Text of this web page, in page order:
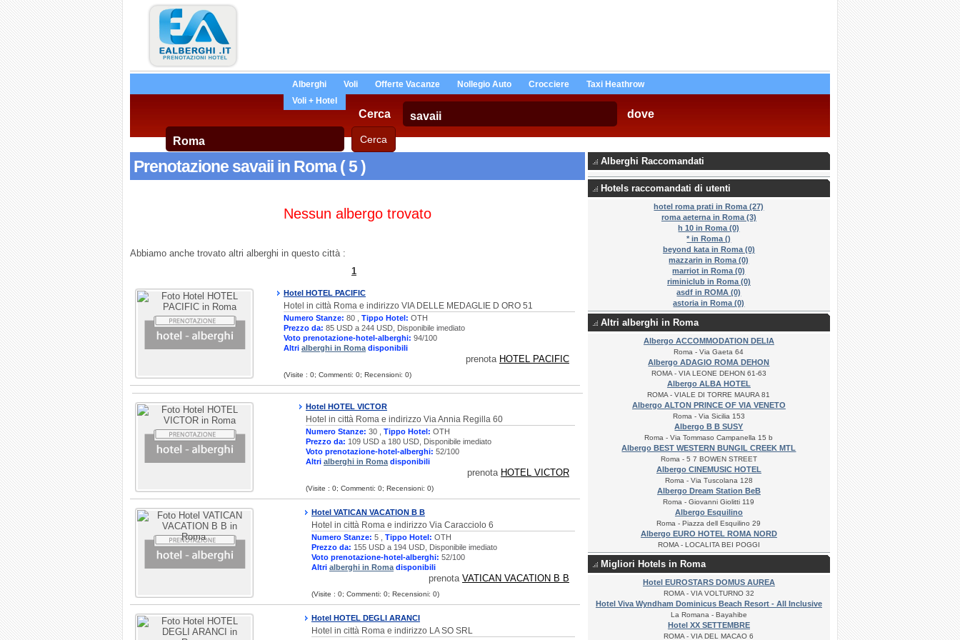
Alberghi Voli Offerte Vacanze Nollegio Auto Crocciere
Taxi Heathrow
Voli + Hotel
Cerca dove
Prenotazione savaii in Roma ( 5 )
Nessun albergo trovato
Abbiamo anche trovato altri alberghi in questo città :
1
Hotel HOTEL PACIFIC
Hotel in città Roma e indirizzo VIA DELLE MEDAGLIE D ORO 51
Numero Stanze: 80 , Tippo Hotel: OTH
Prezzo da: 85 USD a 244 USD, Disponibile imediato
Voto prenotazione-hotel-alberghi: 94/100
Altri alberghi in Roma disponibili
prenota HOTEL PACIFIC
(Visite : 0; Commenti: 0; Recensioni: 0)
Hotel HOTEL VICTOR
Hotel in città Roma e indirizzo Via Annia Regilla 60
Numero Stanze: 30 , Tippo Hotel: OTH
Prezzo da: 109 USD a 180 USD, Disponibile imediato
Voto prenotazione-hotel-alberghi: 52/100
Altri alberghi in Roma disponibili
prenota HOTEL VICTOR
(Visite : 0; Commenti: 0; Recensioni: 0)
Hotel VATICAN VACATION B B
Hotel in città Roma e indirizzo Via Caracciolo 6
Numero Stanze: 5 , Tippo Hotel: OTH
Prezzo da: 155 USD a 194 USD, Disponibile imediato
Voto prenotazione-hotel-alberghi: 52/100
Altri alberghi in Roma disponibili
prenota VATICAN VACATION B B
(Visite : 0; Commenti: 0; Recensioni: 0)
Hotel HOTEL DEGLI ARANCI
Hotel in città Roma e indirizzo LA SO SRL
Alberghi Raccomandati
Hotels raccomandati di utenti
hotel roma prati in Roma (27)
roma aeterna in Roma (3)
h 10 in Roma (0)
* in Roma ()
beyond kata in Roma (0)
mazzarin in Roma (0)
marriot in Roma (0)
riminiclub in Roma (0)
asdf in ROMA (0)
astoria in Roma (0)
Altri alberghi in Roma
Albergo ACCOMMODATION DELIA
Roma - Via Gaeta 64
Albergo ADAGIO ROMA DEHON
ROMA - VIA LEONE DEHON 61-63
Albergo ALBA HOTEL
ROMA - VIALE DI TORRE MAURA 81
Albergo ALTON PRINCE OF VIA VENETO
Roma - Via Sicilia 153
Albergo B B SUSY
Roma - Via Tommaso Campanella 15 b
Albergo BEST WESTERN BUNGIL CREEK MTL
Roma - 5 7 BOWEN STREET
Albergo CINEMUSIC HOTEL
Roma - Via Tuscolana 128
Albergo Dream Station BeB
Roma - Giovanni Giolitti 119
Albergo Esquilino
Roma - Piazza dell Esquilino 29
Albergo EURO HOTEL ROMA NORD
ROMA - LOCALITA BEI POGGI
Migliori Hotels in Roma
Hotel EUROSTARS DOMUS AUREA
ROMA - VIA VOLTURNO 32
Hotel Viva Wyndham Dominicus Beach Resort - All Inclusive
La Romana - Bayahibe
Hotel XX SETTEMBRE
ROMA - VIA DEL MACAO 6